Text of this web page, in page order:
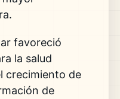
favoreció
la salud
crecimiento de
de